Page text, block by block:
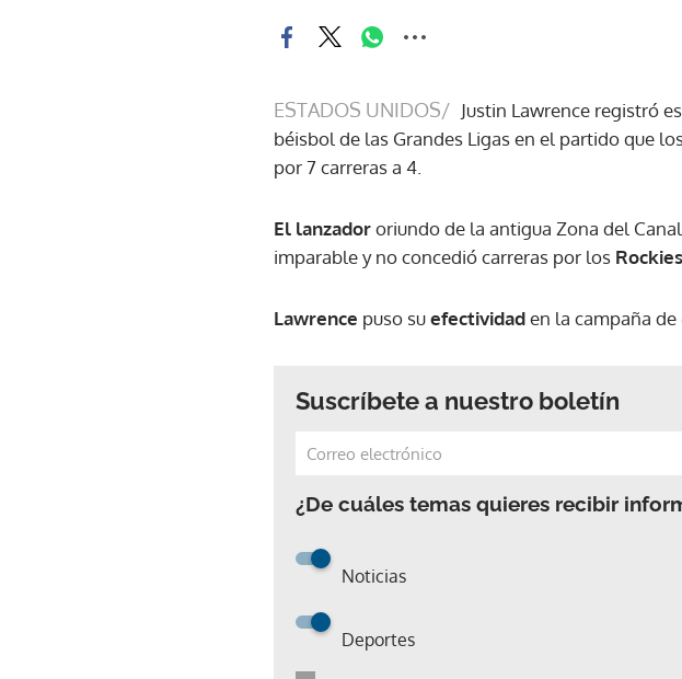
ESTADOS UNIDOS/ Justin Lawrence registró
béisbol de las Grandes Ligas en el partido que
por 7 carreras a 4.
El lanzadororiundo de la antigua Zona del
imparable y no concedió carreras por los Rockies
Lawrence puso suefectividaden la campaña de
Suscríbete a nuestro boletín
¿De cuáles temas quieres recibir
Noticias
Deportes